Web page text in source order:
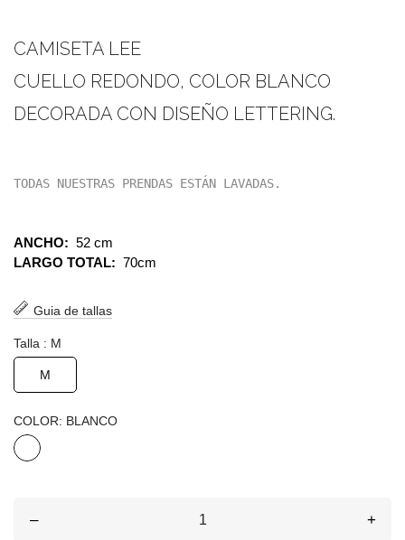
CAMISETA LEE
CUELLO REDONDO, COLOR BLANCO
DECORADA CON DISEÑO LETTERING.
TODAS NUESTRAS PRENDAS ESTÁN LAVADAS.
ANCHO: 52 cm
LARGO TOTAL: 70cm
Guia de tallas
Talla : M
M
COLOR: BLANCO
BLANCO
– +